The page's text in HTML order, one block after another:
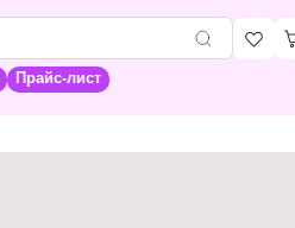
Прайс-лист